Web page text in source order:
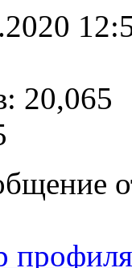
20,065
профиля